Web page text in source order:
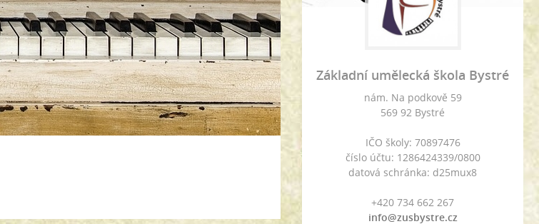
Základní umělecká škola Bystré
nám. Na podkově 59
569 92 Bystré
IČO školy: 70897476
číslo účtu: 1286424339/0800
datová schránka: d25mux8
+420 734 662 267
info@zusbystre.cz